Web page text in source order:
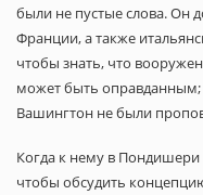
были не пустые слова. Он
Франции, а также
чтобы знать, что
может быть
Вашингтон не были
Когда к нему в Пондишери
чтобы обсудить